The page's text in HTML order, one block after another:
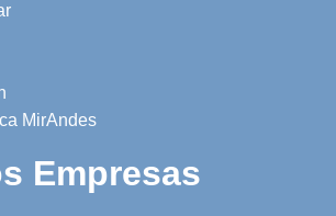
MirAndes
Empresas